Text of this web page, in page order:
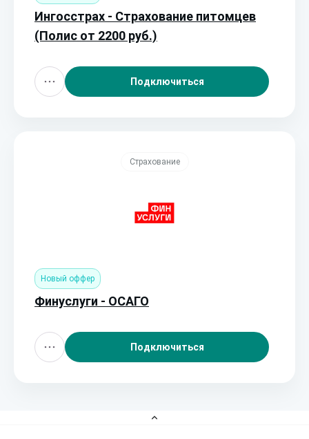
Ингосстрах - Страхование питомцев
(Полис от 2200 руб.)
Подключиться
Страхование
Новый оффер
Финуслуги - ОСАГО
Подключиться